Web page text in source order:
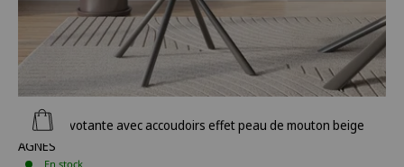
Ajouter au panier
Chaise pivotante avec accoudoirs effet peau de mouton beige
AGNES
En stock